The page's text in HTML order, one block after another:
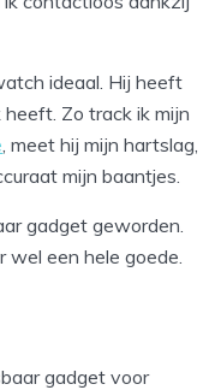
ideaal. Hij heeft
Zo track ik mijn
, meet hij mijn hartslag,
mijn baantjes.
gadget geworden.
een hele goede.
gadget voor